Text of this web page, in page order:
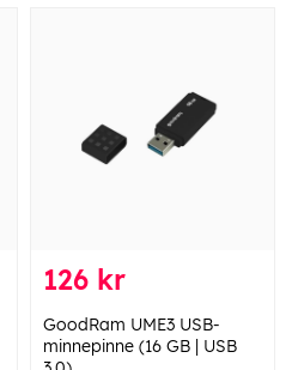
126 kr
GoodRam UME3 USB-
minnepinne (16 GB | USB